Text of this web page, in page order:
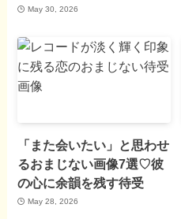
May 30, 2026
「また会いたい」と思わせ
るおまじない画像7選♡彼
の心に余韻を残す待受
May 28, 2026